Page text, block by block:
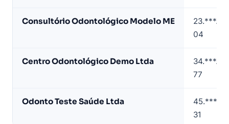
clínicas
Manaus
exemplo)
Consultório Odontológico Modelo ME
04
Centro Odontológico Demo Ltda
77
Odonto Teste Saúde Ltda
31